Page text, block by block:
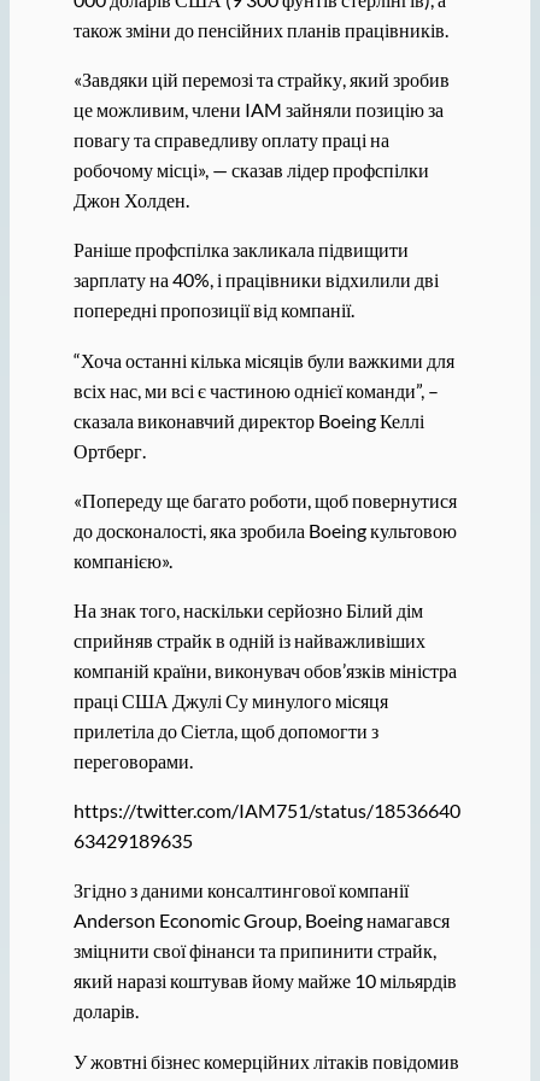
також зміни до пенсійних планів працівників.
«Завдяки цій перемозі та страйку, який зробив
це можливим, члени IAM зайняли позицію за
повагу та справедливу оплату праці на
робочому місці», — сказав лідер профспілки
Джон Холден.
Раніше профспілка закликала підвищити
зарплату на 40%, і працівники відхилили дві
попередні пропозиції від компанії.
“Хоча останні кілька місяців були важкими для
всіх нас, ми всі є частиною однієї команди”, –
сказала виконавчий директор Boeing Келлі
Ортберг.
«Попереду ще багато роботи, щоб повернутися
до досконалості, яка зробила Boeing культовою
компанією».
На знак того, наскільки серйозно Білий дім
сприйняв страйк в одній із найважливіших
компаній країни, виконувач обов’язків міністра
праці США Джулі Су минулого місяця
прилетіла до Сіетла, щоб допомогти з
переговорами.
https://twitter.com/IAM751/status/18536640
63429189635
Згідно з даними консалтингової компанії
Anderson Economic Group, Boeing намагався
зміцнити свої фінанси та припинити страйк,
який наразі коштував йому майже 10 мільярдів
доларів.
У жовтні бізнес комерційних літаків повідомив